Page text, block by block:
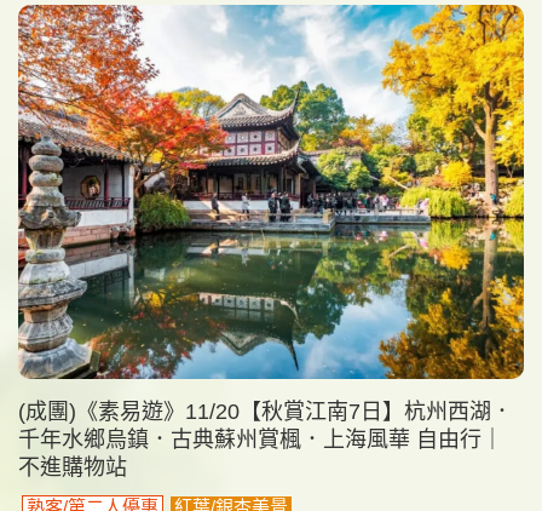
(成團)《素易遊》11/20【秋賞江南7日】杭州西湖．
千年水鄉烏鎮．古典蘇州賞楓．上海風華 自由行｜
不進購物站